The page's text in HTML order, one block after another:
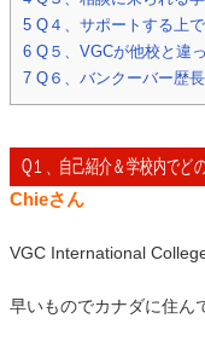
5 Q４、サポートする上
6 Q５、VGCが他校と違
7 Q６、バンクーバー歴
Q１、自己紹介＆学校内でど
Chieさん
VGC International
早いものでカナダに住ん